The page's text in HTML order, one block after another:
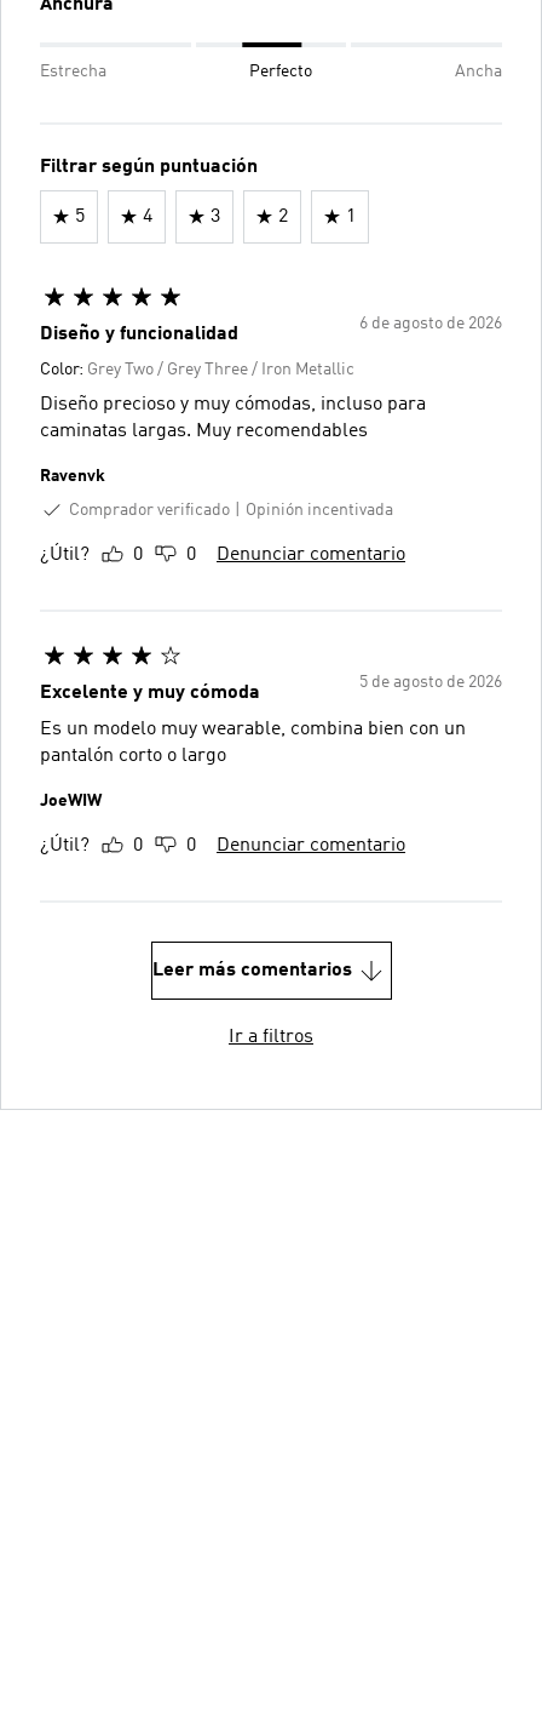
Anchura
Estrecha Perfecto Ancha
Filtrar según puntuación
5 4 3 2 1
6 de agosto de 2026
Diseño y funcionalidad
Color: Grey Two / Grey Three / Iron Metallic
Diseño precioso y muy cómodas, incluso para
caminatas largas. Muy recomendables
Ravenvk
Comprador verificado
Opinión incentivada
¿Útil? 0 0 Denunciar comentario
5 de agosto de 2026
Excelente y muy cómoda
Es un modelo muy wearable, combina bien con un
pantalón corto o largo
JoeWIW
¿Útil? 0 0 Denunciar comentario
Leer más comentarios
Ir a filtros